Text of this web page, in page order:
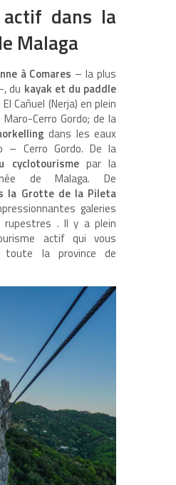
dans la
Malaga
à Comares – la plus
, du kayak et du paddle
Cañuel (Nerja) en plein
Cerro Gordo; de la
dans les eaux
– Cerro Gordo. De la
cyclotourismepar la
de Malaga. De
la Grotte de la Pileta
galeries
. Il y a plein
actif qui vous
toute la province de